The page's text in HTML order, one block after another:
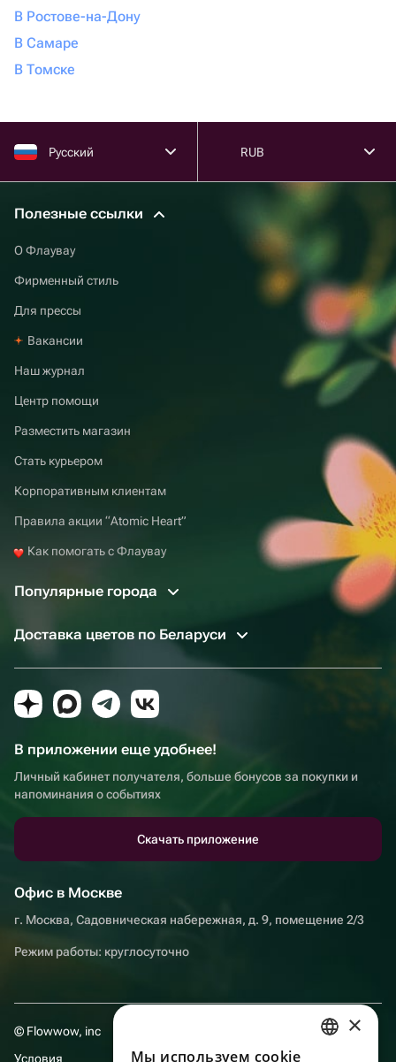
В Ростове-на-Дону
В Самаре
В Томске
Русский RUB
Полезные ссылки
О Флаувау
Фирменный стиль
Для прессы
Вакансии
Наш журнал
Центр помощи
Разместить магазин
Стать курьером
Корпоративным клиентам
Правила акции “Atomic Heart”
Как помогать с Флаувау
Популярные города
Доставка цветов по Беларуси
В приложении еще удобнее!
Личный кабинет получателя, больше бонусов за покупки и
напоминания о событиях
Скачать приложение
Офис в Москве
г. Москва, Садовническая набережная, д. 9, помещение 2/3
Режим работы: круглосуточно
© Flowwow, inc
Условия
×
Мы используем сookie